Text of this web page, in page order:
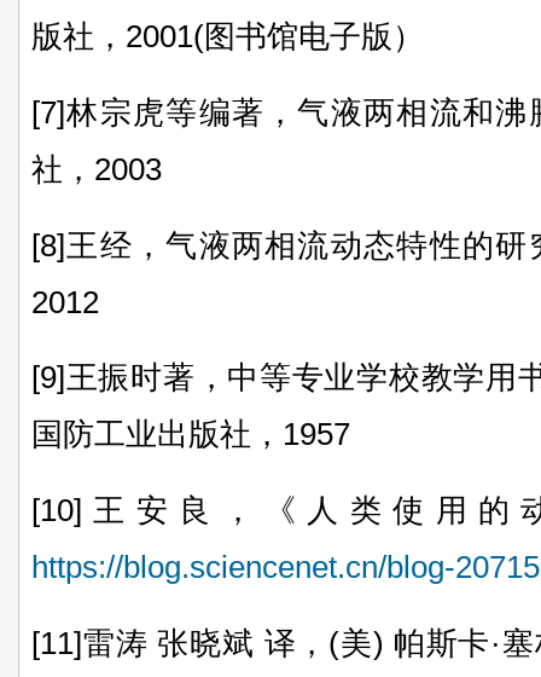
版社，2001(图书馆电子版）
[7]林宗虎等编著，气液两相流和
社，2003
[8]王经，气液两相流动态特性的
2012
[9]王振时著， 中等专业学校教学用
国防工业出版社，1957
[10]王安良，
《人类使用的
https://blog.sciencenet.cn/blog-
[11]雷涛 张晓斌 译，(美) 帕斯卡·